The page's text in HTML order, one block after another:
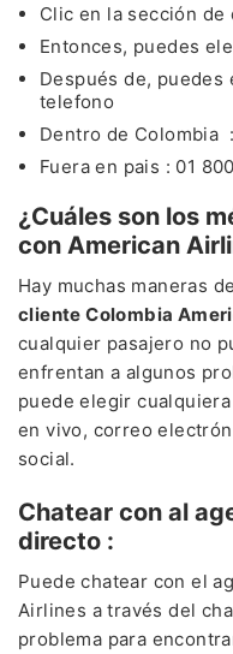
Clic en la sección de
Entonces, puedes
Después de,
telefono
Dentro de Colombia
Fuera en pais : 01
¿Cuáles son los
con American
Hay muchas maneras
cliente Colombia
cualquier pasajero no
enfrentan a algunos
puede elegir
en vivo, correo
social.
Chatear con al
directo :
Puede chatear con el
Airlines a través del
problema para